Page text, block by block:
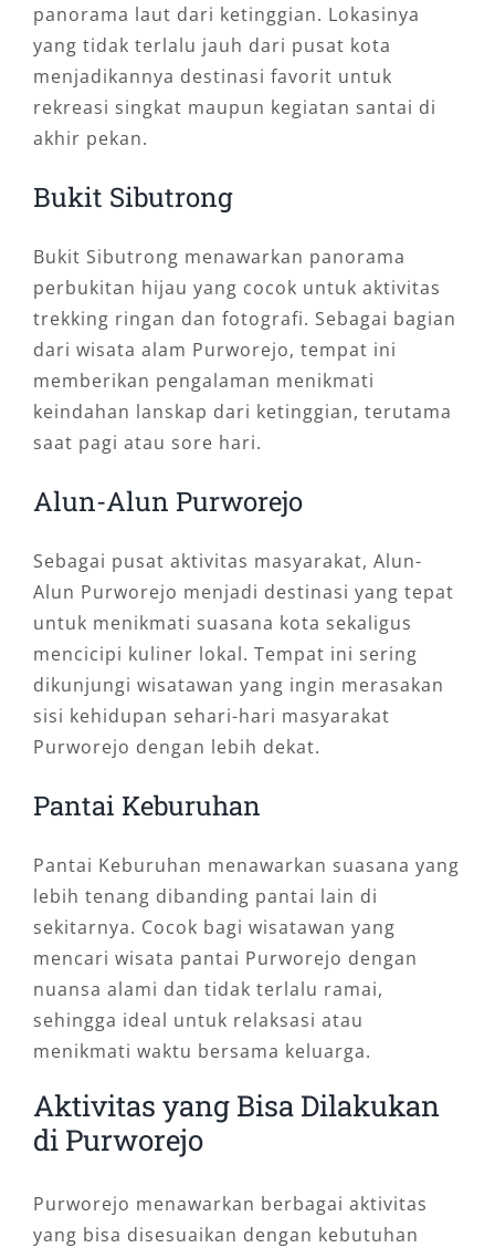
panorama laut dari ketinggian. Lokasinya
yang tidak terlalu jauh dari pusat kota
menjadikannya destinasi favorit untuk
rekreasi singkat maupun kegiatan santai di
akhir pekan.
Bukit Sibutrong
Bukit Sibutrong menawarkan panorama
perbukitan hijau yang cocok untuk aktivitas
trekking ringan dan fotografi. Sebagai bagian
dari wisata alam Purworejo, tempat ini
memberikan pengalaman menikmati
keindahan lanskap dari ketinggian, terutama
saat pagi atau sore hari.
Alun-Alun Purworejo
Sebagai pusat aktivitas masyarakat, Alun-
Alun Purworejo menjadi destinasi yang tepat
untuk menikmati suasana kota sekaligus
mencicipi kuliner lokal. Tempat ini sering
dikunjungi wisatawan yang ingin merasakan
sisi kehidupan sehari-hari masyarakat
Purworejo dengan lebih dekat.
Pantai Keburuhan
Pantai Keburuhan menawarkan suasana yang
lebih tenang dibanding pantai lain di
sekitarnya. Cocok bagi wisatawan yang
mencari wisata pantai Purworejo dengan
nuansa alami dan tidak terlalu ramai,
sehingga ideal untuk relaksasi atau
menikmati waktu bersama keluarga.
Aktivitas yang Bisa Dilakukan
di Purworejo
Purworejo menawarkan berbagai aktivitas
yang bisa disesuaikan dengan kebutuhan